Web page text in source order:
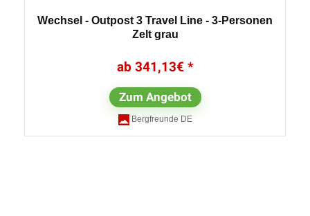
Wechsel - Outpost 3 Travel Line - 3-Personen
Zelt grau
341,13€
Zum Angebot
Bergfreunde DE